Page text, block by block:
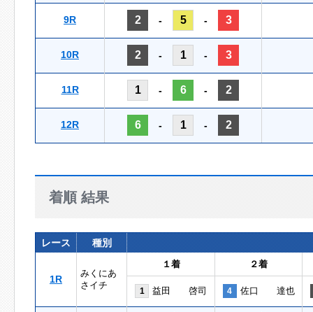
9R 2 - 5 - 3
10R 2 - 1 - 3
11R 1 - 6 - 2
12R 6 - 1 - 2
着順 結果
レース 種別
1R
みくにあ
さイチ
１着 ２着
1 益田 啓司 4 佐口 達也